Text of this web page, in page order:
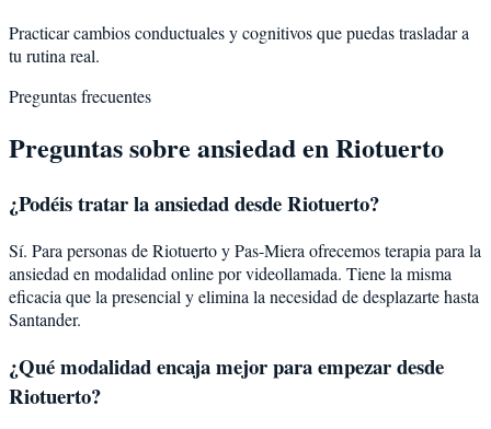
Practicar cambios conductuales y cognitivos que puedas trasladar a
tu rutina real.
Preguntas frecuentes
Preguntas sobre ansiedadenRiotuerto
¿Podéis tratar laansiedaddesdeRiotuerto?
Sí. Para personas de Riotuerto y Pas-Miera ofrecemos terapia para la
ansiedad en modalidad online por videollamada. Tiene la misma
eficacia que la presencial y elimina la necesidad de desplazarte hasta
Santander.
¿Qué modalidad encaja mejor para empezar desde
Riotuerto?